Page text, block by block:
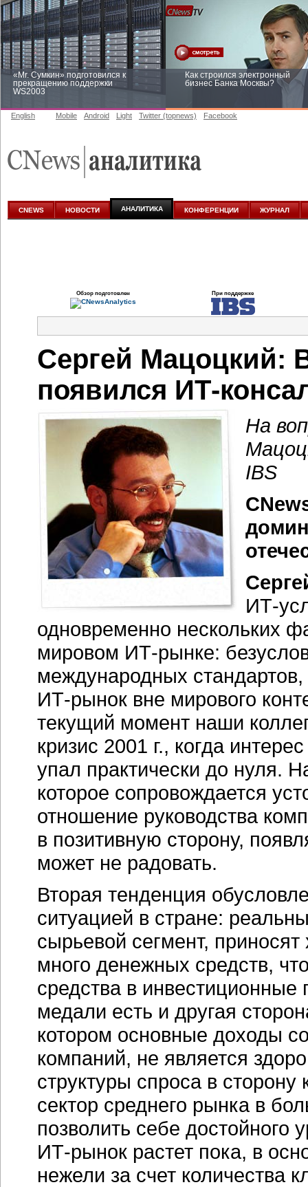
«Mr. Сумкин» подготовился к
прекращению поддержки
WS2003
Как строился электронный
бизнес Банка Москвы?
аналитике
English Mobile Android Light Twitter (topnews) Facebook
CNEWS НОВОСТИ АНАЛИТИКА КОНФЕРЕНЦИИ ЖУРНАЛ
Обзор подготовлен При поддержке
Сергей Мацоцкий:
появился ИТ-
На
IBS
ИТ-
одновременно нескольких
мировом ИТ-рынке:
международных
ИТ-рынок вне мирового
текущий момент наши
кризис 2001 г., когда
упал практически до нуля.
которое сопровождается
отношение руководства
в позитивную сторону,
может не радовать.
Вторая тенденция
ситуацией в стране:
сырьевой сегмент,
много денежных средств,
средства в
медали есть и другая
котором основные доходы
компаний, не является
структуры спроса в
сектор среднего рынка в
позволить себе
ИТ-рынок растет пока, в
нежели за счет количества